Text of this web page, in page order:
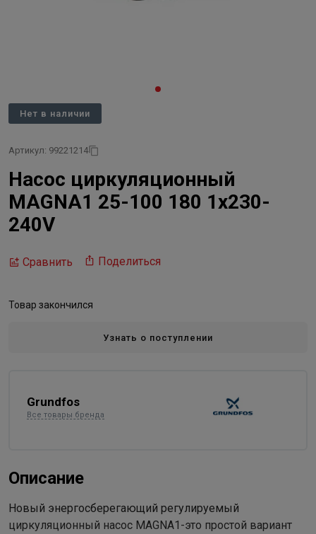
Нет в наличии
Артикул: 99221214
Насос циркуляционный
MAGNA1 25-100 180 1x230-
240V
Сравнить Поделиться
Товар закончился
Узнать о поступлении
Grundfos
Все товары бренда
Описание
Новый энергосберегающий регулируемый
циркуляционный насос MAGNA1-это простой вариант